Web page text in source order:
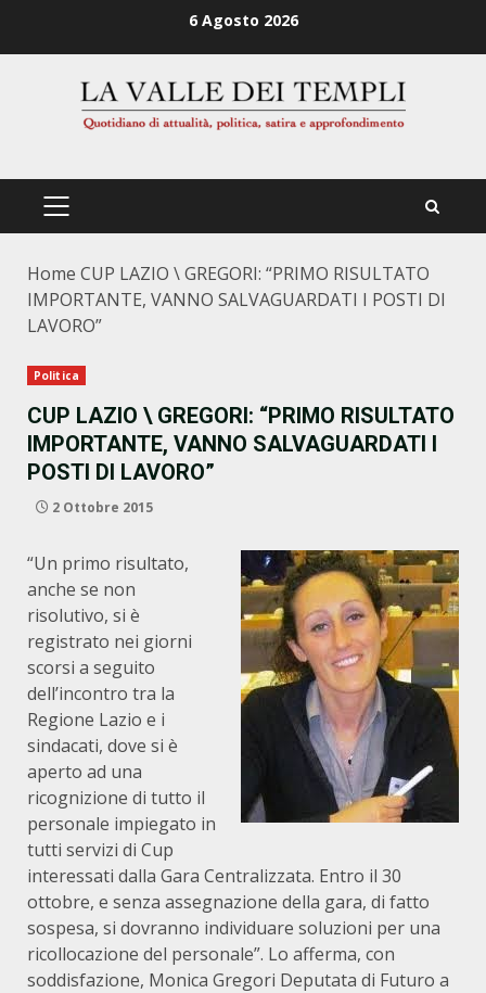
6 Agosto 2026
PRIMÄRES
Home CUP LAZIO \ GREGORI: “PRIMO RISULTATO
IMPORTANTE, VANNO SALVAGUARDATI I POSTI DI
LAVORO”
Politica
CUP LAZIO \ GREGORI: “PRIMO RISULTATO
IMPORTANTE, VANNO SALVAGUARDATI I
POSTI DI LAVORO”
2 Ottobre 2015
“Un primo risultato,
anche se non
risolutivo, si è
registrato nei giorni
scorsi a seguito
dell’incontro tra la
Regione Lazio e i
sindacati, dove si è
aperto ad una
ricognizione di tutto il
personale impiegato in
tutti servizi di Cup
interessati dalla Gara Centralizzata. Entro il 30
ottobre, e senza assegnazione della gara, di fatto
sospesa, si dovranno individuare soluzioni per una
ricollocazione del personale”. Lo afferma, con
soddisfazione, Monica Gregori Deputata di Futuro a